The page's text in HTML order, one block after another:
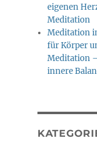
eigenen
Meditation
Meditation
für Körper
Meditation
innere